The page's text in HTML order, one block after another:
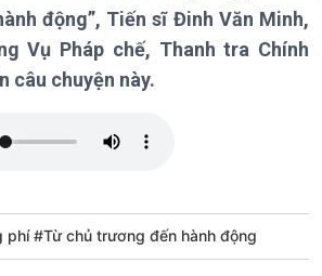
lận
Biển đảo Việt Nam
Tâm tình biên giới và hải
đảo
Tìm hiểu biển, đảo Việt
Khoa học & Công nghệ
Tin Khoa học & Công nghệ
động”, Tiến sĩ Đinh Văn Minh,
Vụ Pháp chế, Thanh tra Chính
câu chuyện này.
phí #Từ chủ trương đến hành động